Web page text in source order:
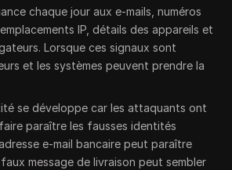
chaque jour aux e-mails, numéros
IP, détails des appareils et
Lorsque ces signaux sont
et les systèmes peuvent prendre la
se développe car les attaquants ont
paraître les fausses identités
e-mail bancaire peut paraître
message de livraison peut sembler